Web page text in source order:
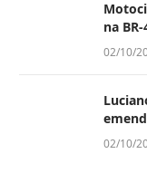
na
02/10/
02/10/